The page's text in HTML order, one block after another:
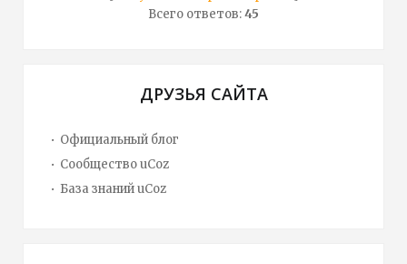
Всего ответов:45
ДРУЗЬЯ САЙТА
Официальный блог
Сообщество uCoz
База знаний uCoz